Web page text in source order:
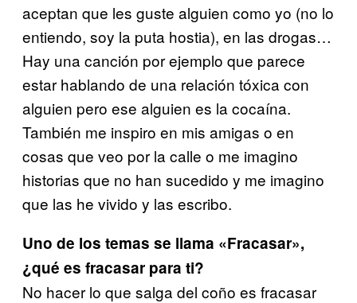
aceptan que les guste alguien como yo (no lo
entiendo, soy la puta hostia), en las drogas…
Hay una canción por ejemplo que parece
estar hablando de una relación tóxica con
alguien pero ese alguien es la cocaína.
También me inspiro en mis amigas o en
cosas que veo por la calle o me imagino
historias que no han sucedido y me imagino
que las he vivido y las escribo.
Uno de los temas se llama «Fracasar»,
¿qué es fracasar para ti?
No hacer lo que salga del coño es fracasar